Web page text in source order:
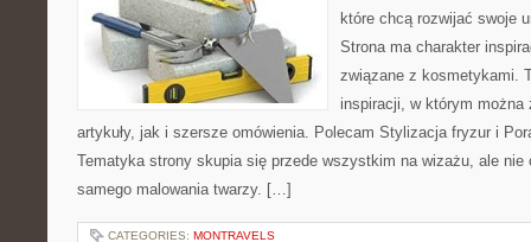
które chcą rozwijać swoje
Strona ma charakter
związane z kosmetykami.
inspiracji, w którym
artykuły, jak i szersze omówienia. Polecam Stylizacja fryzur i
Tematyka strony skupia się przede wszystkim na wizażu, ale nie
samego malowania twarzy. […]
CATEGORIES: MONTRAVELS